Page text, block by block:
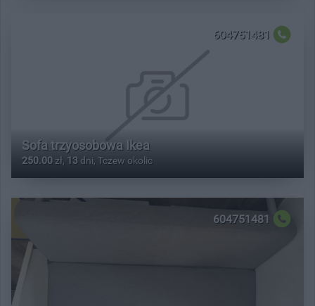
604751481
Sofa trzyosobowa Ikea
250.00 zł, 13 dni, Tczew okolic
604751481